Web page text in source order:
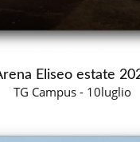
Eliseo estate
TG Campus - 10luglio